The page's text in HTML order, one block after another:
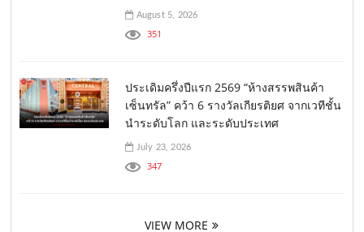
August 5, 2026
351
ประเดิมครึ่งปีแรก 2569 “ห้างสรรพสินค้า
เซ็นทรัล” คว้า 6 รางวัลเกียรติยศ จากเวทีชั้น
นำระดับโลก และระดับประเทศ
July 23, 2026
347
VIEW MORE